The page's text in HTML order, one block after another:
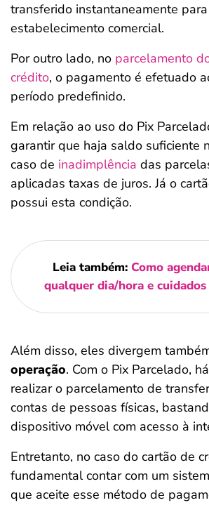
transferido instantaneamente
estabelecimento comercial.
Por outro lado, no parcelamento
crédito, o pagamento é efetuado
período predefinido.
Em relação ao uso do Pix
garantir que haja saldo suficiente
caso de inadimplência das
aplicadas taxas de juros. Já o
possui esta condição.
Leia também: Como
qualquer dia/hora e
Além disso, eles divergem
operação. Com o Pix Parcelado,
realizar o parcelamento de
contas de pessoas físicas,
dispositivo móvel com acesso à
Entretanto, no caso do cartão de
fundamental contar com um
que aceite esse método de